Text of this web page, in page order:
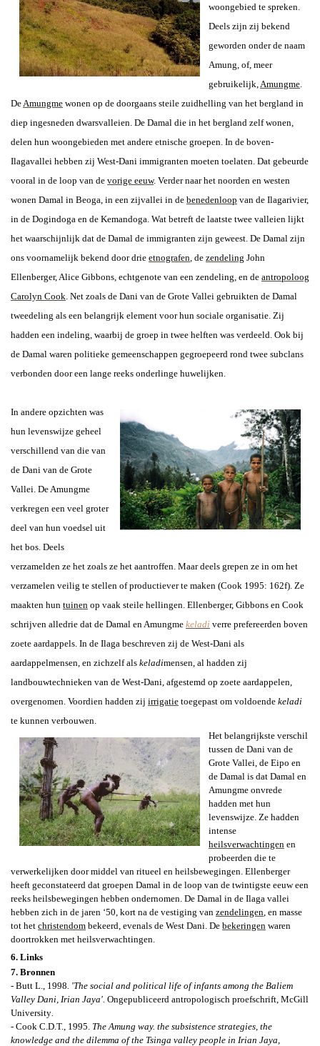
woongebied te spreken.
Deels zijn zij bekend
geworden onder de naam
Amung, of, meer
gebruikelijk, Amungme
De Amungme wonen op de doorgaans steile zuidhelling van het bergland in
diep ingesneden dwarsvalleien. De Damal die in het bergland zelf wonen,
delen hun woongebieden met andere etnische groepen. In de boven-
Ilagavallei hebben zij West-Dani immigranten moeten toelaten. Dat gebeurde
vooral in de loop van de vorige eeuw. Verder naar het noorden en westen
wonen Damal in Beoga, in een zijvallei in de benedenloop van de Ilagarivier,
in de Dogindoga en de Kemandoga. Wat betreft de laatste twee valleien lijkt
het waarschijnlijk dat de Damal de immigranten zijn geweest. De Damal zijn
ons voornamelijk bekend door drie etnografen , de zendeling John
Ellenberger, Alice Gibbons, echtgenote van een zendeling, en de antropoloog
Carolyn Cook . Net zoals de Dani van de Grote Vallei gebruikten de Damal
tweedeling als een belangrijk element voor hun sociale organisatie. Zij
hadden een indeling, waarbij de groep in twee helften was verdeeld. Ook bij
de Damal waren politieke gemeenschappen gegroepeerd rond twee subclans
verbonden door een lange reeks onderlinge huwelijken.
In andere opzichten was
hun levenswijze geheel
verschillend van die van
de Dani van de Grote
Vallei. De Amungme
verkregen een veel groter
deel van hun voedsel uit
het bos. Deels
verzamelden ze het zoals ze het aantroffen. Maar deels grepen ze in om het
verzamelen veilig te stellen of productiever te maken (Cook 1995: 162f). Ze
maakten hun tuinen op vaak steile hellingen. Ellenberger, Gibbons en Cook
schrijven alledrie dat de Damal en Amungme keladi verre prefereerden boven
zoete aardappels. In de Ilaga beschreven zij de West-Dani als
aardappelmensen, en zichzelf als keladimensen, al hadden zij
landbouwtechnieken van de West-Dani, afgestemd op zoete aardappelen,
overgenomen. Voordien hadden zij irrigatie toegepast om voldoende keladi
te kunnen verbouwen.
Het belangrijkste verschil
tussen de Dani van de
Grote Vallei, de Eipo en
de Damal is dat Damal en
Amungme onvrede
hadden met hun
levenswijze. Ze hadden
intense
heilsverwachtingen en
probeerden die te
verwerkelijken door middel van ritueel en heilsbewegingen. Ellenberger
heeft geconstateerd dat groepen Damal in de loop van de twintigste eeuw een
reeks heilsbewegingen hebben ondernomen. De Damal in de Ilaga vallei
hebben zich in de jaren ‘50, kort na de vestiging van zendelingen , en masse
tot het christendom bekeerd, evenals de West Dani. De bekeringen waren
doortrokken met heilsverwachtingen.
6. Links
7. Bronnen
- Butt L., 1998 . 'The social and political life of infants among the Baliem
Valley Dani, Irian Jaya'. Ongepubliceerd antropologisch proefschrift, McGill
University
- Cook C.D.T., 1995. The Amung way. the subsistence strategies, the
knowledge and the dilemma of the Tsinga valley people in Irian Jaya,